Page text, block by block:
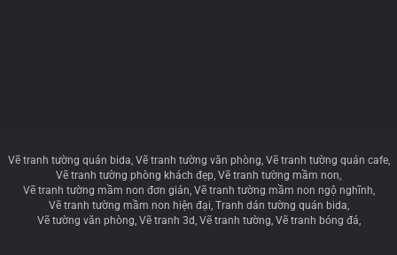
Vẽ tranh tường quán bida Vẽ tranh tường văn phòng Vẽ tranh tường quán cafe
Vẽ tranh tường phòng khách đẹp Vẽ tranh tường mầm non
Vẽ tranh tường mầm non đơn giản Vẽ tranh tường mầm non ngộ nghĩnh
Vẽ tranh tường mầm non hiện đại Tranh dán tường quán bida
Vẽ tường văn phòng Vẽ tranh 3d Vẽ tranh tường Vẽ tranh bóng đá